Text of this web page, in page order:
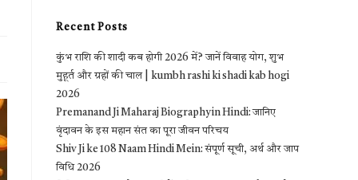
Recent Posts
कुंभ राशि की शादी कब होगी 2026 में? जानें विवाह योग, शुभ
मुहूर्त और ग्रहों की चाल | kumbh rashi ki shadi kab hogi
2026
Premanand Ji Maharaj Biography in Hindi: जानिए
वृंदावन के इस महान संत का पूरा जीवन परिचय
Shiv Ji ke 108 Naam Hindi Mein: संपूर्ण सूची, अर्थ और जाप
विधि 2026